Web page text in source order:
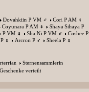
Dovahkiin P VM ♂ Cori P AM ♀
Coyunara P AM ♀
Shaya Sihaya P
P VM ♀ Sha Ni P VM ♂
Coshee P
♀ Arcron P ♂ Sheela P ♀
Sternensammlerin
verteilt